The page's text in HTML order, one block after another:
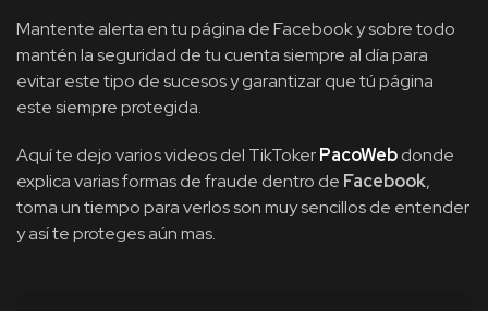
Mantente alerta en tu página de Facebook y sobre todo
mantén la seguridad de tu cuenta siempre al día para
evitar este tipo de sucesos y garantizar que tú página
este siempre protegida.
Aquí te dejo varios videos del TikTokerPacoWebdonde
explica varias formas de fraude dentro de Facebook,
toma un tiempo para verlos son muy sencillos de entender
y así te proteges aún mas.